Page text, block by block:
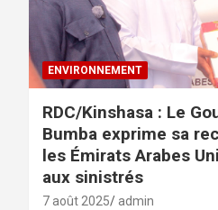
ENVIRONNEMENT
RDC/Kinshasa : Le
Bumba exprime sa
les Émirats Arabes
aux sinistrés
7 août 2025 admin